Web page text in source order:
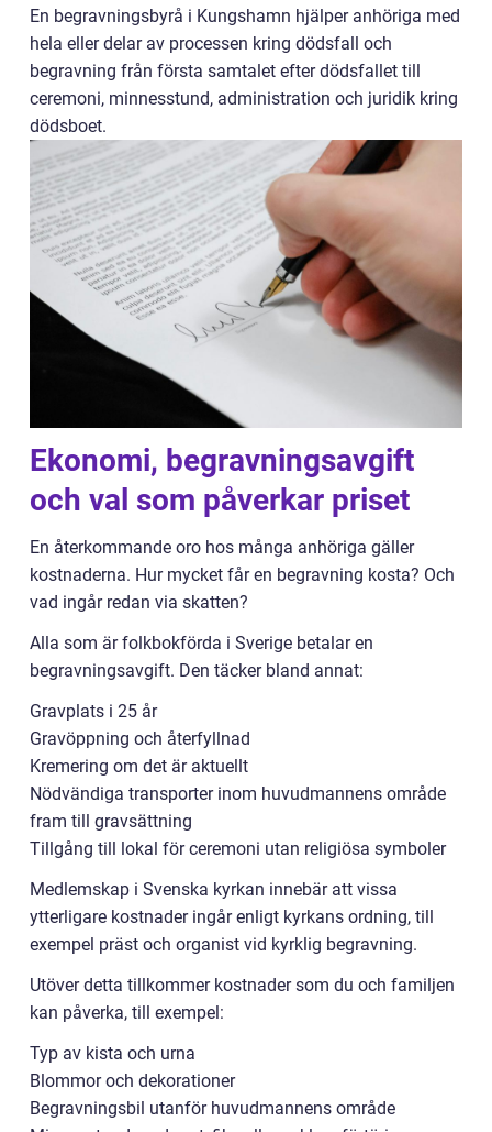
En begravningsbyrå i Kungshamn hjälper anhöriga med
hela eller delar av processen kring dödsfall och
begravning från första samtalet efter dödsfallet till
ceremoni, minnesstund, administration och juridik kring
dödsboet.
Ekonomi, begravningsavgift
och val som påverkar priset
En återkommande oro hos många anhöriga gäller
kostnaderna. Hur mycket får en begravning kosta? Och
vad ingår redan via skatten?
Alla som är folkbokförda i Sverige betalar en
begravningsavgift. Den täcker bland annat:
Gravplats i 25 år
Gravöppning och återfyllnad
Kremering om det är aktuellt
Nödvändiga transporter inom huvudmannens område
fram till gravsättning
Tillgång till lokal för ceremoni utan religiösa symboler
Medlemskap i Svenska kyrkan innebär att vissa
ytterligare kostnader ingår enligt kyrkans ordning, till
exempel präst och organist vid kyrklig begravning.
Utöver detta tillkommer kostnader som du och familjen
kan påverka, till exempel:
Typ av kista och urna
Blommor och dekorationer
Begravningsbil utanför huvudmannens område